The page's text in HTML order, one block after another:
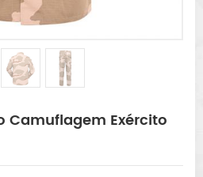
Camuflagem Exército